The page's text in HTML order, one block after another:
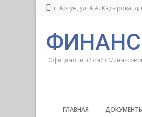
г. Аргун, ул. А.А. Кадырова, д.
Официальный сайт
ГЛАВНАЯ